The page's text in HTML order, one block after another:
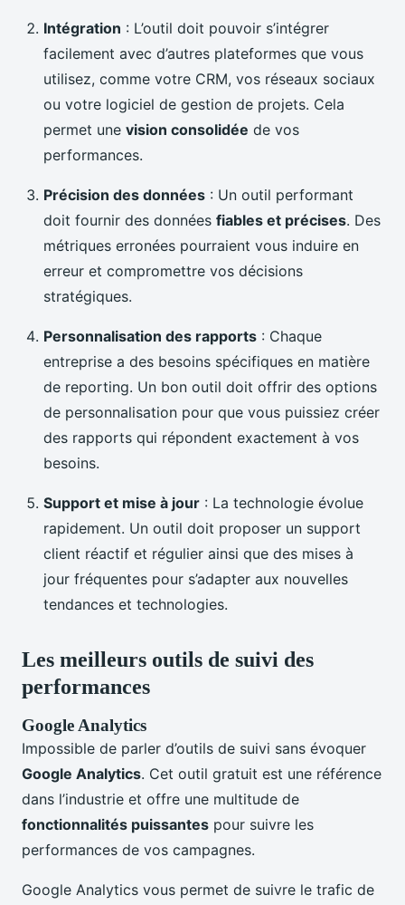
Intégration : L’outil doit pouvoir s’intégrer
facilement avec d’autres plateformes que vous
utilisez, comme votre CRM, vos réseaux sociaux
ou votre logiciel de gestion de projets. Cela
permet une vision consolidée de vos
performances.
Précision des données : Un outil performant
doit fournir des données fiables et précises. Des
métriques erronées pourraient vous induire en
erreur et compromettre vos décisions
stratégiques.
Personnalisation des rapports : Chaque
entreprise a des besoins spécifiques en matière
de reporting. Un bon outil doit offrir des options
de personnalisation pour que vous puissiez créer
des rapports qui répondent exactement à vos
besoins.
Support et mise à jour : La technologie évolue
rapidement. Un outil doit proposer un support
client réactif et régulier ainsi que des mises à
jour fréquentes pour s’adapter aux nouvelles
tendances et technologies.
Les meilleurs outils de suivi des
performances
Google Analytics
Impossible de parler d’outils de suivi sans évoquer
Google Analytics. Cet outil gratuit est une référence
dans l’industrie et offre une multitude de
fonctionnalités puissantes pour suivre les
performances de vos campagnes.
Google Analytics vous permet de suivre le trafic de